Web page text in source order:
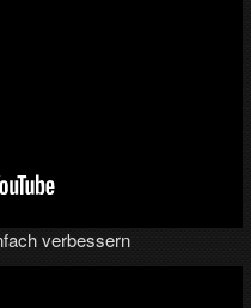
verbessern